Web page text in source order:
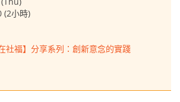
(2小時)
社福】分享系列：創新意念的實踐